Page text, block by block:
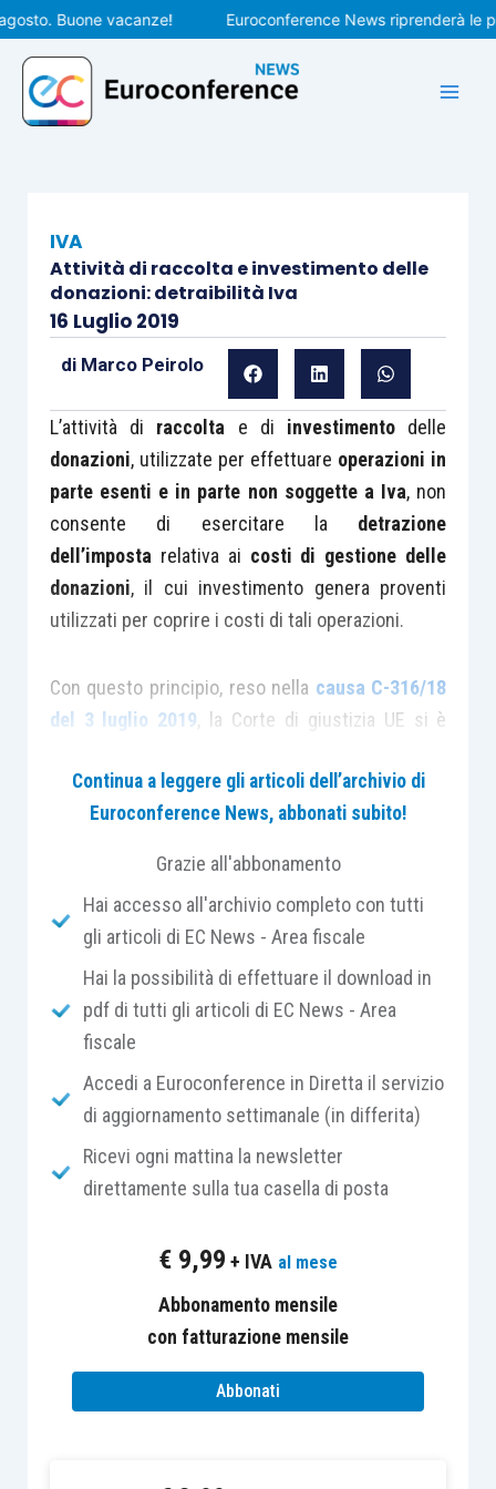
Vai
al
contenuto
Buone vacanze! Euroconference News riprenderà le
IVA
Attività di raccolta e investimento delle
donazioni: detraibilità Iva
16 Luglio 2019
di Marco Peirolo
L’attività di raccolta e di investimento delle
donazioni, utilizzate per effettuare operazioni in
parte esenti e in parte non soggette a Iva, non
consente di esercitare la detrazione
dell’imposta relativa ai costi di gestione delle
donazioni, il cui investimento genera proventi
utilizzati per coprire i costi di tali operazioni.
Con questo principio, reso nella causa C-316/18
del 3 luglio 2019, la Corte di giustizia UE si è
dell’Iva.
Il caso si riferisce all’università di Cambridge, le
in un fondo di dotazione gestito da un soggetto
terzo.
La controversia è sorta in merito alla detraibilità
dell’Iva relativa ai compensi di gestione del
fondo, negata dalle Autorità fiscali inglesi in
quanto riferibile esclusivamente all’attività di
investimento delle risorse finanziare oggetto di
donazione.
Autorità fiscali hanno sostenuto che i
non costituiscono un elemento del
della fornitura di beni e servizi soggetta
ad imposta, siccome i redditi generati dal fondo
soltanto in parte l’attività economica
Continua a leggere gli articoli dell’archivio di
Euroconference News, abbonati subito!
Grazie all'abbonamento
Hai accesso all'archivio completo con tutti
gli articoli di EC News - Area fiscale
Hai la possibilità di effettuare il download in
pdf di tutti gli articoli di EC News - Area
fiscale
Accedi a Euroconference in Diretta il servizio
di aggiornamento settimanale (in differita)
Ricevi ogni mattina la newsletter
direttamente sulla tua casella di posta
€ 9,99 + IVA al mese
Abbonamento mensile
con fatturazione mensile
Abbonati